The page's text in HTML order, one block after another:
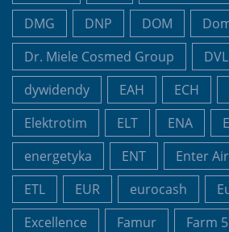
DMG
DNP DOM
Dr. Miele Cosmed Group
DVL
dywidendy
EAH ECH
Elektrotim
ELT ENA
energetyka
ENT Enter Air
ETL
EUR eurocash
Excellence
Famur Farm